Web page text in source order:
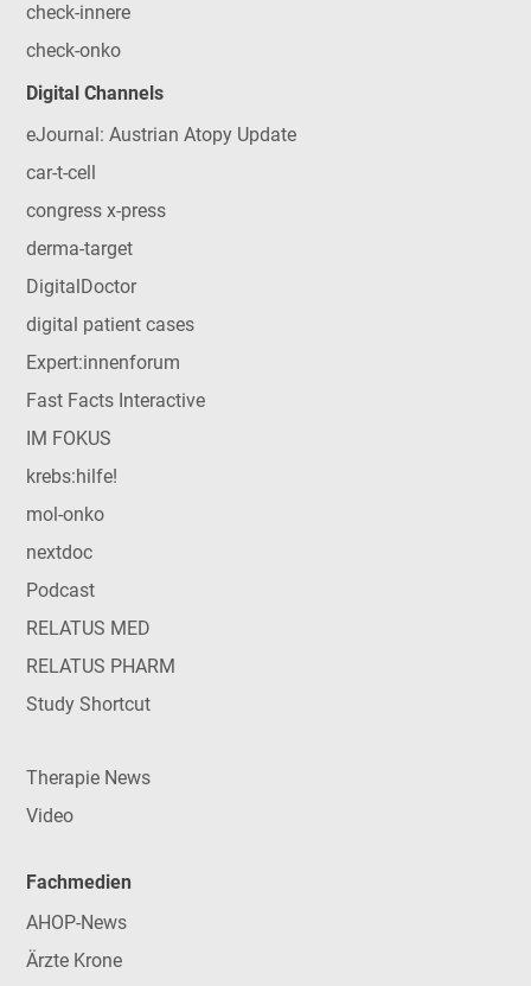
check-innere
check-onko
Digital Channels
eJournal: Austrian Atopy Update
car-t-cell
congress x-press
derma-target
DigitalDoctor
digital patient cases
Expert:innenforum
Fast Facts Interactive
IM FOKUS
krebs:hilfe!
mol-onko
nextdoc
Podcast
RELATUS MED
RELATUS PHARM
Study Shortcut
Therapie News
Video
Fachmedien
AHOP-News
Ärzte Krone